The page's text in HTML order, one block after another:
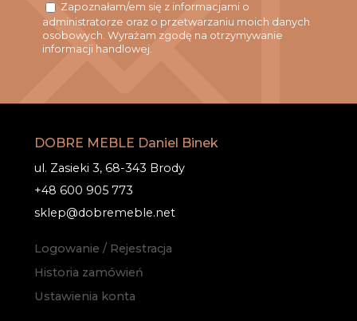
Zapoznałam/em się z informacjami o
administratorze oraz o przetwarzaniu moich danych
osobowych. Wyrażam zgodę na otrzymywanie
informacji handlowej.
DOBRE MEBLE Daniel Binek
ul. Zasieki 3, 68-343 Brody
+48 600 905 773
sklep@dobremeble.net
Logowanie / Rejestracja
Historia zamówień
Ustawienia konta